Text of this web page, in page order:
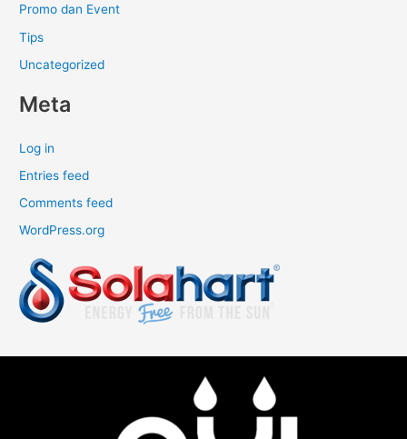
Promo dan Event
Tips
Uncategorized
Meta
Log in
Entries feed
Comments feed
WordPress.org